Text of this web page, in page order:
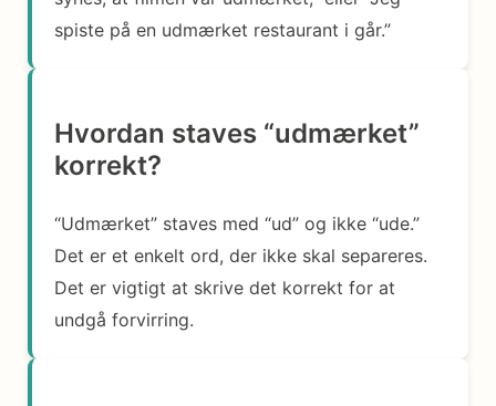
spiste på en udmærket restaurant i går.”
Hvordan staves “udmærket”
korrekt?
“Udmærket” staves med “ud” og ikke “ude.”
Det er et enkelt ord, der ikke skal separeres.
Det er vigtigt at skrive det korrekt for at
undgå forvirring.